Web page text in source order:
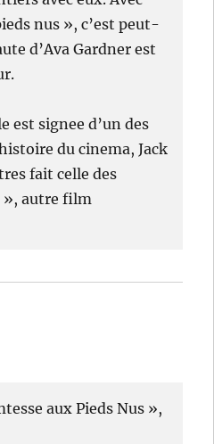
nus », c’est peut-
d’Ava Gardner est
est signee d’un des
du cinema, Jack
fait celle des
», autre film
aux Pieds Nus »,